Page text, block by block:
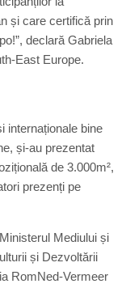
și care certifică prin
declară Gabriela
East Europe.
internaționale bine
și-au prezentat
de 3.000m²,
prezenți pe
Mediului și
și Dezvoltării
RomNed-Vermeer